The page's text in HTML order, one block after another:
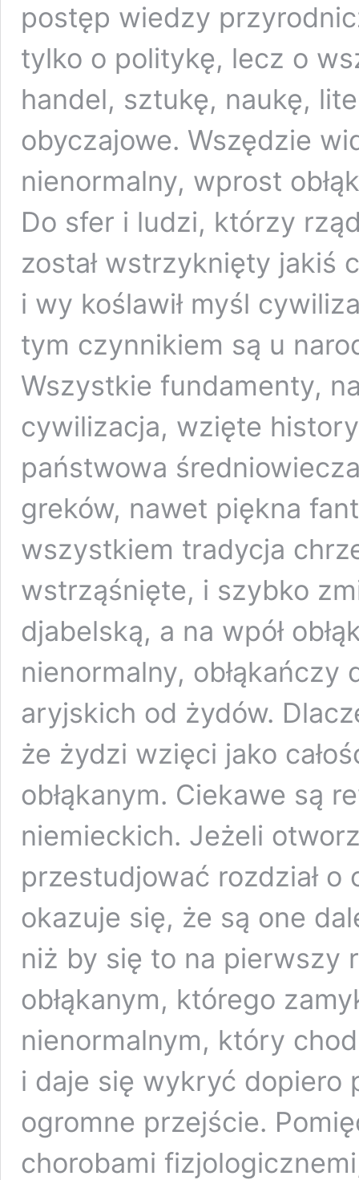
postęp wiedzy
tylko o politykę, lecz o
handel, sztukę, naukę,
obyczajowe. Wszędzie
nienormalny, wprost
Do sfer i ludzi, którzy
został wstrzyknięty jakiś
i wy koślawił myśl
tym czynnikiem są u
Wszystkie fundamenty,
cywilizacja, wzięte
państwowa
greków, nawet piękna
wszystkiem tradycja
wstrząśnięte, i szybko
djabelską, a na wpół
nienormalny, obłąkańczy
aryjskich od żydów.
że żydzi wzięci jako
obłąkanym. Ciekawe są
niemieckich. Jeżeli
przestudjować rozdział o
okazuje się, że są one
niż by się to na pierwszy
obłąkanym, którego
nienormalnym, który
i daje się wykryć dopiero
ogromne przejście.
chorobami